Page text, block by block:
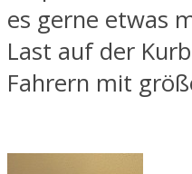
es gerne etwas
Last auf der
Fahrern mit